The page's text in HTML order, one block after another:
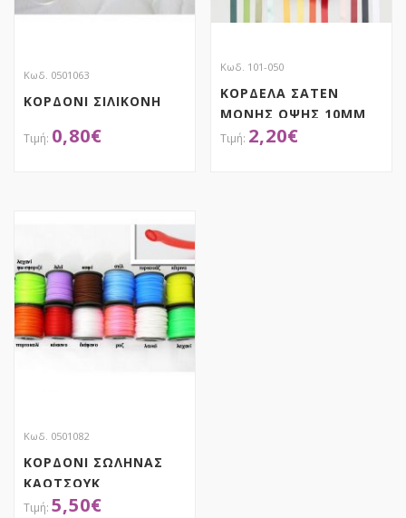
Κωδ. 0501063
ΚΟΡΔΟΝΙ ΣΙΛΙΚΟΝΗ
0,80€
Κωδ. 101-050
ΚΟΡΔΕΛΑ ΣΑΤΕΝ
MOΝΗΣ ΟΨΗΣ 10MM
ΜΕ ΟΥΓΙΑ
2,20€
Κωδ. 0501082
ΚΟΡΔΟΝΙ ΣΩΛΗΝΑΣ
ΚΑΟΤΣΟΥΚ
5,50€